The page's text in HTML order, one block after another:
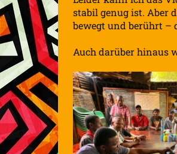
stabil genug ist. Aber
bewegt und berührt –
Auch darüber hinaus